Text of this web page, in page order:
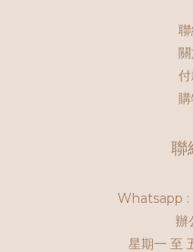
聯
Whatsapp :
辦
星期一 至